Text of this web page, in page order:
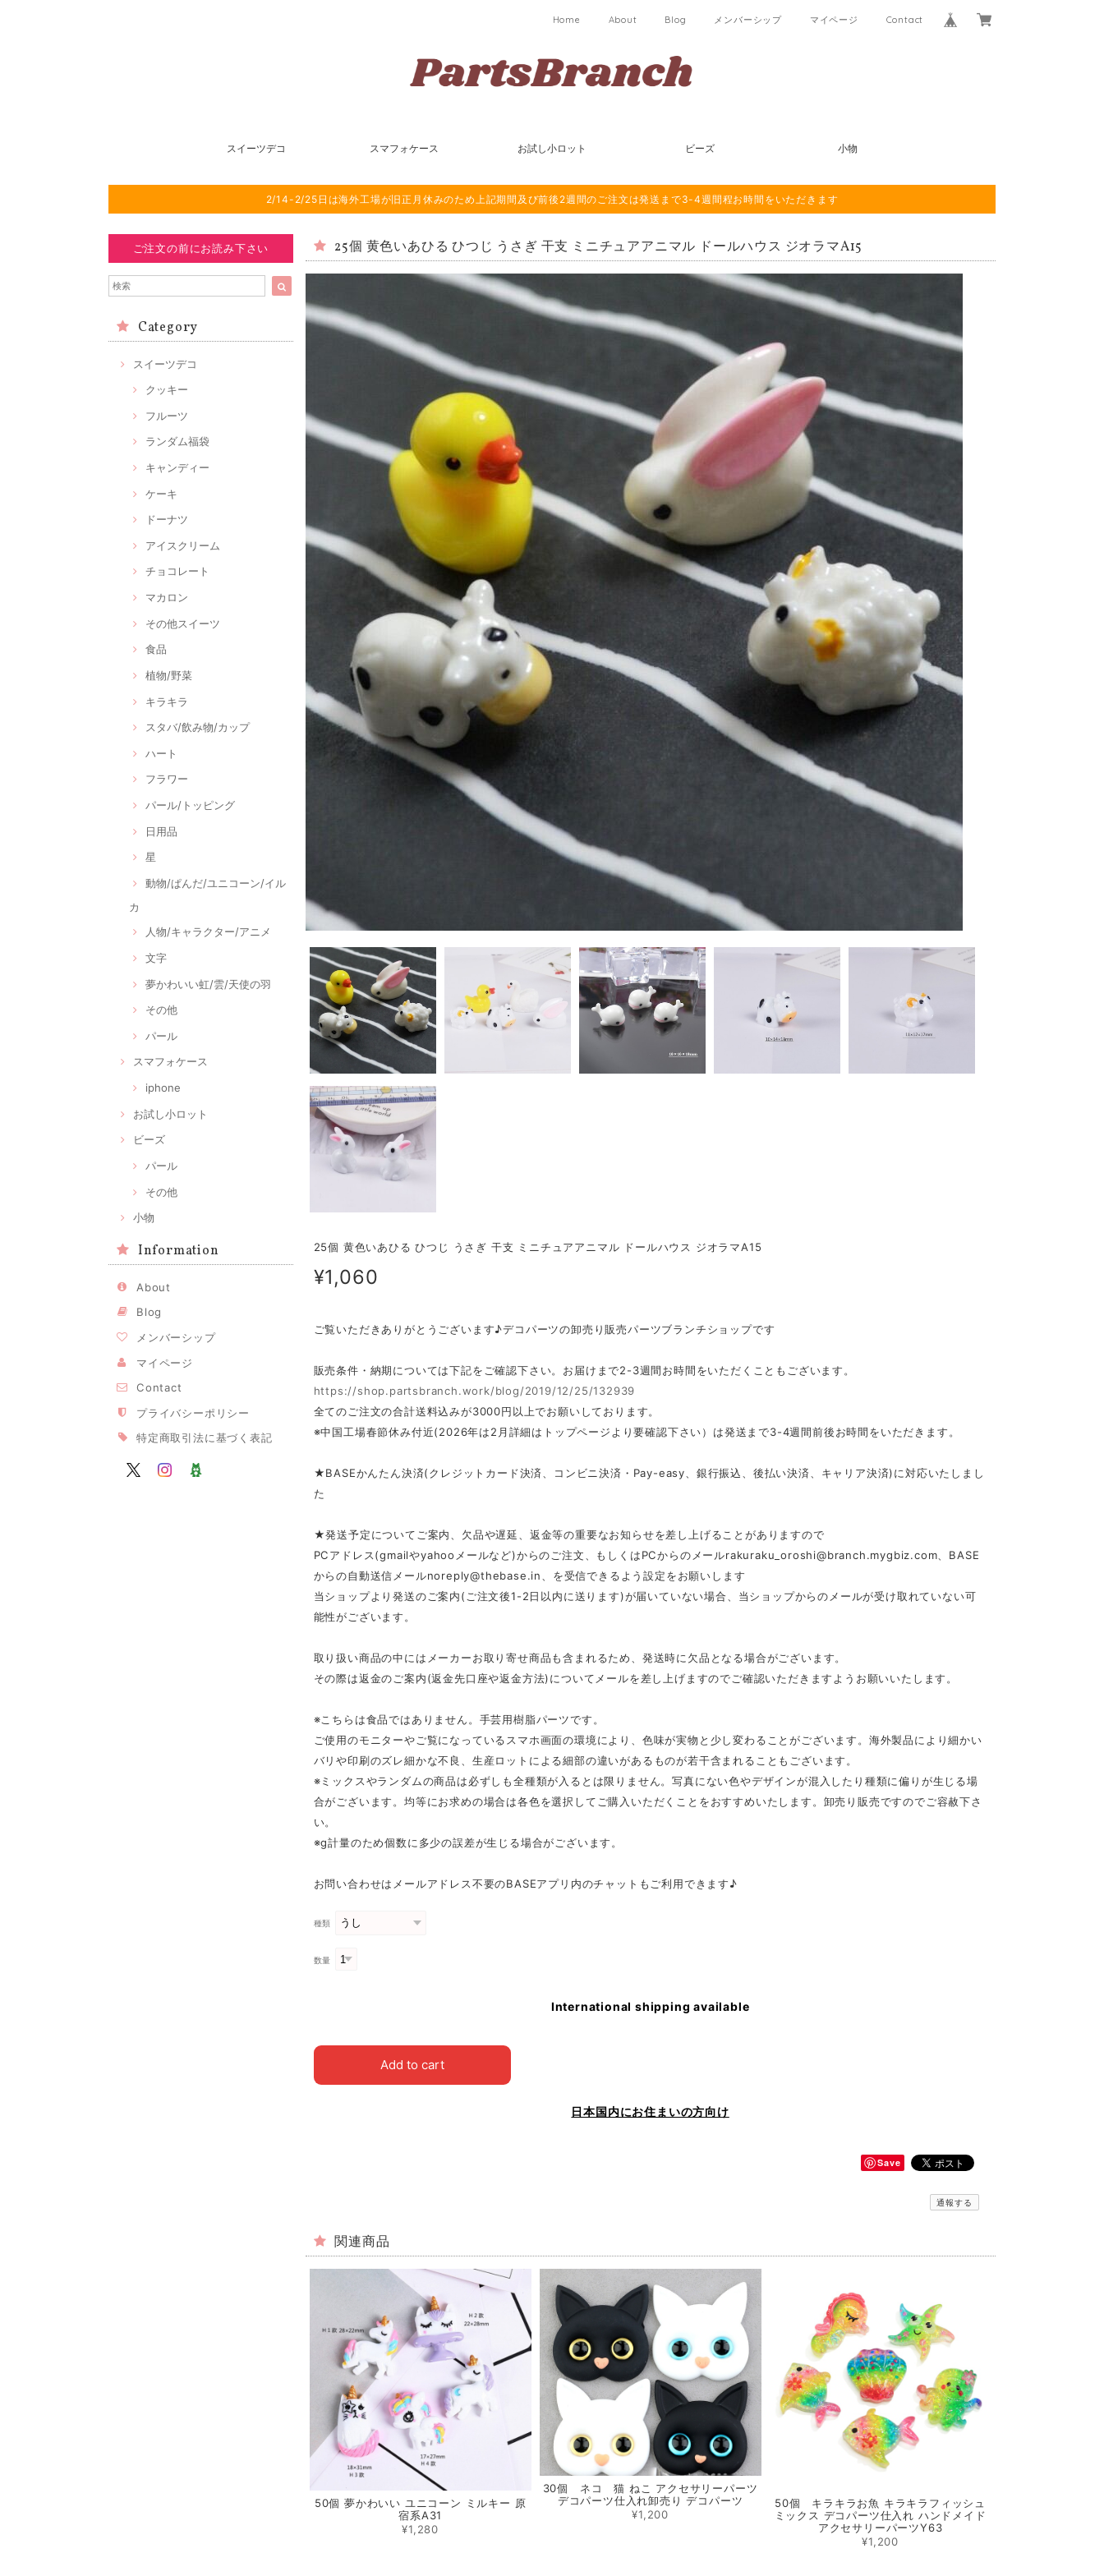
Home About Blog メンバーシップ マイページ Contact
スイーツデコ スマフォケース お試し小ロット ビーズ 小物
2/14-2/25日は海外工場が旧正月休みのため上記期間及び前後2週間のご注文は発送まで3-4週間程お時間をいただきます
ご注文の前にお読み下さい
Category
スイーツデコ
クッキー
フルーツ
ランダム福袋
キャンディー
ケーキ
ドーナツ
アイスクリーム
チョコレート
マカロン
その他スイーツ
食品
植物/野菜
キラキラ
スタバ/飲み物/カップ
ハート
フラワー
パール/トッピング
日用品
星
動物/ぱんだ/ユニコーン/イル
カ
人物/キャラクター/アニメ
文字
夢かわいい虹/雲/天使の羽
その他
パール
スマフォケース
iphone
お試し小ロット
ビーズ
パール
その他
小物
Information
About
Blog
メンバーシップ
マイページ
Contact
プライバシーポリシー
特定商取引法に基づく表記
25個 黄色いあひる ひつじ うさぎ 干支 ミニチュアアニマル ドールハウス ジオラマA15
25個 黄色いあひる ひつじ うさぎ 干支 ミニチュアアニマル ドールハウス ジオラマA15
¥1,060
ご覧いただきありがとうございます♪デコパーツの卸売り販売パーツブランチショップです
販売条件・納期については下記をご確認下さい。お届けまで2-3週間お時間をいただくこともございます。
https://shop.partsbranch.work/blog/2019/12/25/132939
全てのご注文の合計送料込みが3000円以上でお願いしております。
※中国工場春節休み付近(2026年は2月詳細はトップページより要確認下さい）は発送まで3-4週間前後お時間をいただきます。
★BASEかんたん決済(クレジットカード決済、コンビニ決済・Pay-easy、銀行振込、後払い決済、キャリア決済)に対応いたしまし
た
★発送予定についてご案内、欠品や遅延、返金等の重要なお知らせを差し上げることがありますので
PCアドレス(gmailやyahooメールなど)からのご注文、もしくはPCからのメールrakuraku_oroshi@branch.mygbiz.com 、BASE
からの自動送信メールnoreply@thebase.in
、を受信できるよう設定をお願いします
当ショップより発送のご案内(ご注文後1-2日以内に送ります)が届いていない場合、当ショップからのメールが受け取れていない可
能性がございます。
取り扱い商品の中にはメーカーお取り寄せ商品も含まれるため、発送時に欠品となる場合がございます。
その際は返金のご案内(返金先口座や返金方法)についてメールを差し上げますのでご確認いただきますようお願いいたします。
※こちらは食品ではありません。手芸用樹脂パーツです。
ご使用のモニターやご覧になっているスマホ画面の環境により、色味が実物と少し変わることがございます。海外製品により細かい
バリや印刷のズレ細かな不良、生産ロットによる細部の違いがあるものが若干含まれることもございます。
※ミックスやランダムの商品は必ずしも全種類が入るとは限りません。写真にない色やデザインが混入したり種類に偏りが生じる場
合がございます。均等にお求めの場合は各色を選択してご購入いただくことをおすすめいたします。卸売り販売ですのでご容赦下さ
い。
※g計量のため個数に多少の誤差が生じる場合がございます。
お問い合わせはメールアドレス不要のBASEアプリ内のチャットもご利用できます♪
種類
数量
International shipping available
Add to cart
日本国内にお住まいの方向け
Save
通報する
関連商品
50個 夢かわいい ユニコーン ミルキー 原
宿系A31
¥1,280
30個 ネコ 猫 ねこ アクセサリーパーツ
デコパーツ仕入れ卸売り デコパーツ
¥1,200
50個 キラキラお魚 キラキラフィッシュ
ミックス デコパーツ仕入れ ハンドメイド
アクセサリーパーツY63
¥1,200